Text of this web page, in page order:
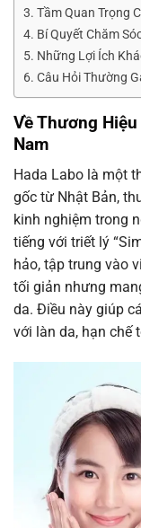
Tầm Quan Trọng
Bí Quyết Chăm
Những Lợi Ích
Câu Hỏi Thường
Về Thương
Nam
Hada Labo là một
gốc từ Nhật Bản,
kinh nghiệm trong
tiếng với triết lý
hảo, tập trung vào
tối giản nhưng
da. Điều này giúp
với làn da, hạn chế